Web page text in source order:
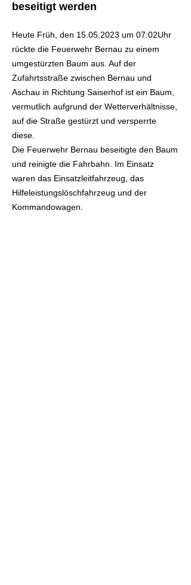
beseitigt werden
Heute Früh, den 15.05.2023 um 07:02Uhr
rückte die Feuerwehr Bernau zu einem
umgestürzten Baum aus. Auf der
Zufahrtsstraße zwischen Bernau und
Aschau in Richtung Saiserhof ist ein Baum,
vermutlich aufgrund der Wetterverhältnisse,
auf die Straße gestürzt und versperrte
diese.
Die Feuerwehr Bernau beseitigte den Baum
und reinigte die Fahrbahn. Im Einsatz
waren das Einsatzleitfahrzeug, das
Hilfeleistungslöschfahrzeug und der
Kommandowagen.